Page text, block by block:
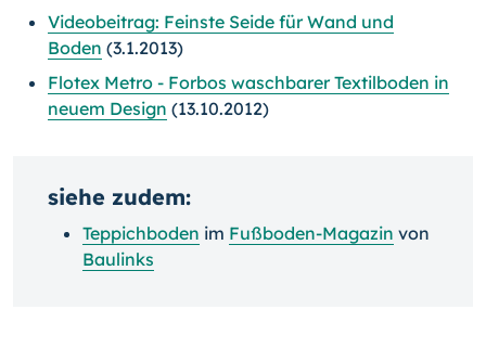
Videobeitrag: Feinste Seide für Wand und
Boden (3.1.2013)
Flotex Metro - Forbos waschbarer Textilboden in
neuem Design (13.10.2012)
siehe zudem:
Teppichboden im Fußboden-Magazin von
Baulinks